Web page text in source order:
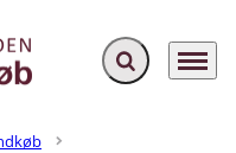
Fold søgefelt ud
Menu